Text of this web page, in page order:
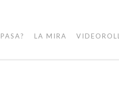
LA MIRA VIDEOROLL